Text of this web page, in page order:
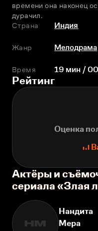
времени она наконец
дурачил.
Страна
Индия
Жанр Мелодрама
Время 19 мин /
Рейтинг
Оценка
Актёры и
сериала «Злая
НМ
Нандита
Мера